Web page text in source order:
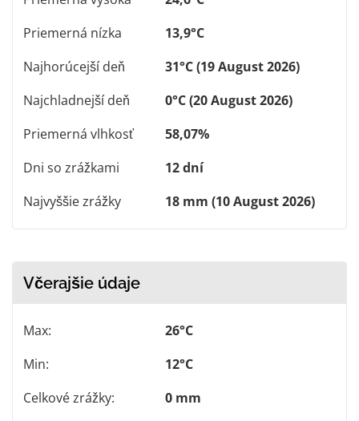
Priemerná nízka
13,9°C
Najhorúcejší deň
31°C (19 August 2026)
Najchladnejší deň
0°C (20 August 2026)
Priemerná vlhkosť
58,07%
Dni so zrážkami
12 dní
Najvyššie zrážky
18 mm (10 August 2026)
Včerajšie údaje
Max:
26°C
Min:
12°C
Celkové zrážky:
0 mm